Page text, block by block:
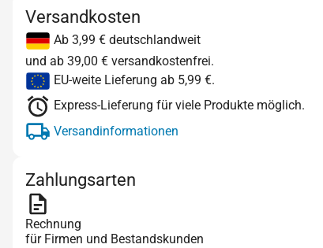
Versandkosten
Ab 3,99 € deutschlandweit
und ab 39,00 € versandkostenfrei.
EU-weite Lieferung ab 5,99 €.
Express-Lieferung für viele Produkte möglich.
Versandinformationen
Zahlungsarten
Rechnung
für Firmen und Bestandskunden